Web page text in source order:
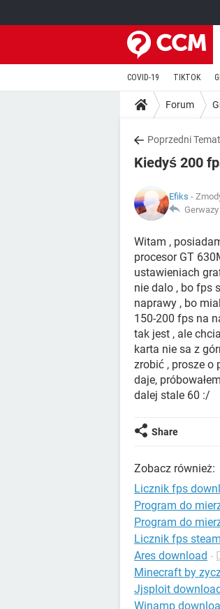
COVID-19 TIKTOK
Forum
Poprzedni Temat
Kiedyś 200
Efiks -
Gerwazy
Witam ,
procesor GT
ustawieniach
nie dalo , bo fps
naprawy , bo
150-200 fps na
tak jest , ale
karta nie sa z
zrobić , prosze o
daje,
dalej stale 60 :/
Share
Zobacz również:
Licznik fps
Program do
Program do
Licznik fps steam
Ares download -
Minecraft by
Jjsploit
Winamp